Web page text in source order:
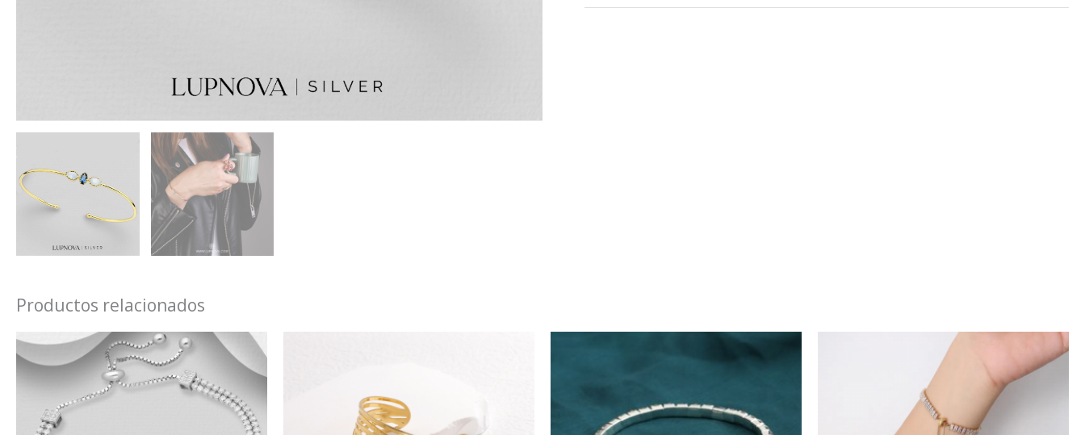
Productos relacionados